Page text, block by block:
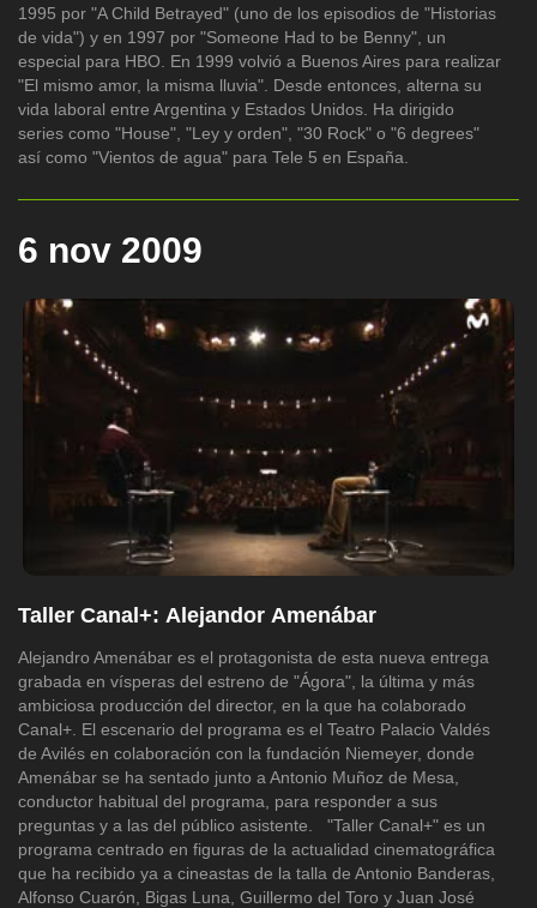
1995 por "A Child Betrayed" (uno de los episodios de "Historias
de vida") y en 1997 por "Someone Had to be Benny", un
especial para HBO. En 1999 volvió a Buenos Aires para realizar
"El mismo amor, la misma lluvia". Desde entonces, alterna su
vida laboral entre Argentina y Estados Unidos. Ha dirigido
series como "House", "Ley y orden", "30 Rock" o "6 degrees"
así como "Vientos de agua" para Tele 5 en España.
6 nov 2009
Taller Canal+: Alejandor Amenábar
Alejandro Amenábar es el protagonista de esta nueva entrega
grabada en vísperas del estreno de "Ágora", la última y más
ambiciosa producción del director, en la que ha colaborado
Canal+. El escenario del programa es el Teatro Palacio Valdés
de Avilés en colaboración con la fundación Niemeyer, donde
Amenábar se ha sentado junto a Antonio Muñoz de Mesa,
conductor habitual del programa, para responder a sus
preguntas y a las del público asistente. "Taller Canal+" es un
programa centrado en figuras de la actualidad cinematográfica
que ha recibido ya a cineastas de la talla de Antonio Banderas,
Alfonso Cuarón, Bigas Luna, Guillermo del Toro y Juan José